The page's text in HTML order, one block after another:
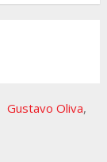
Gustavo Oliva,